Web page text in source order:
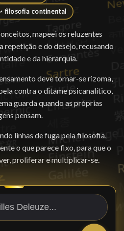
filosofia continental
mapeei os reluzentes
e do desejo, recusando
e da hierarquia.
deve tornar-se rizoma,
contra o ditame psicanalítico,
guarda quando as próprias
pensam.
linhas de fuga pela filosofia,
o que parece fixo, para que o
proliferar e multiplicar-se.